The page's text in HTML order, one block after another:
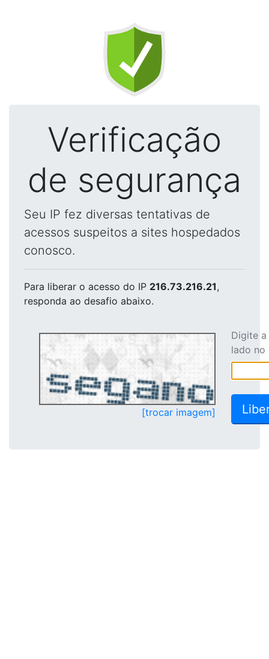
Verificação
de segurança
Seu IP fez diversas tentativas de
acessos suspeitos a sites hospedados
conosco.
Para liberar o acesso do IP 216.73.216.21,
responda ao desafio abaixo.
[trocar imagem]
Digite
lado no